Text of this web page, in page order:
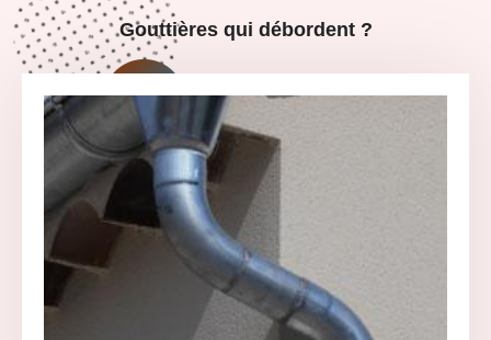
Gouttières qui débordent ?